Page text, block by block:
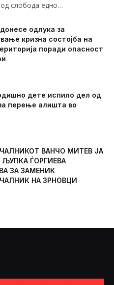
слобода едно…
одлука за
кризна состојба на
поради опасност
дете испило дел од
перење алишта во
ВАНЧО МИТЕВ ЈА
ЉУПКА ЃОРГИЕВА
ЗА ЗАМЕНИК
НА ЗРНОВЦИ